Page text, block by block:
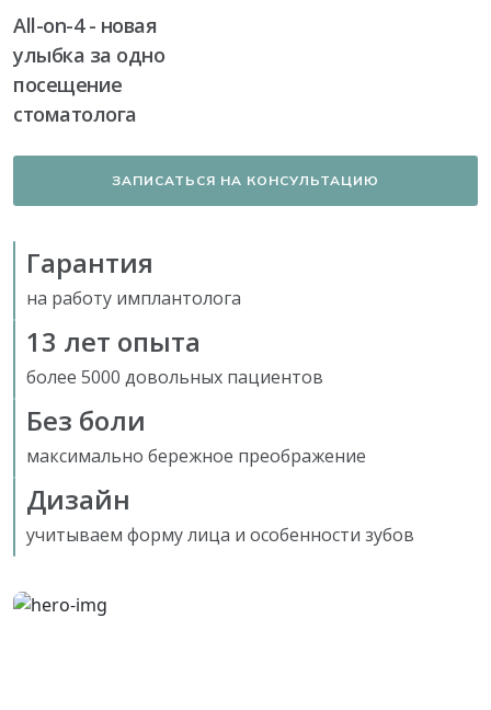
All-on-4 - новая
улыбка за одно
посещение
стоматолога
ЗАПИСАТЬСЯ НА КОНСУЛЬТАЦИЮ
Гарантия
на работу имплантолога
13 лет опыта
более 5000 довольных пациентов
Без боли
максимально бережное преображение
Дизайн
учитываем форму лица и особенности зубов